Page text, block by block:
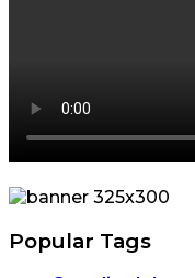
Popular Tags